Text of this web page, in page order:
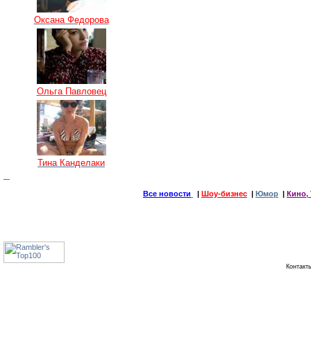
Оксана Федорова
Ольга Павловец
Тина Канделаки
Все новости Шоу-бизнес Юмор Кино,